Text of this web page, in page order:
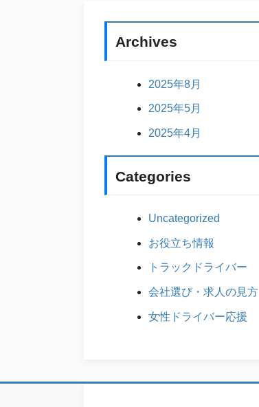
Archives
2025年8月
2025年5月
2025年4月
Categories
Uncategorized
お役立ち情報
トラックドライバー
会社選び・求人の見方
女性ドライバー応援